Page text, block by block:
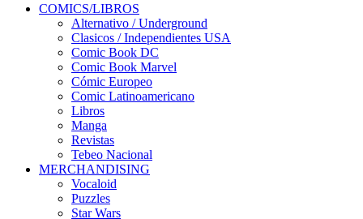
COMICS/LIBROS
Alternativo / Underground
Clasicos / Independientes USA
Comic Book DC
Comic Book Marvel
Cómic Europeo
Comic Latinoamericano
Libros
Manga
Revistas
Tebeo Nacional
MERCHANDISING
Vocaloid
Puzzles
Star Wars